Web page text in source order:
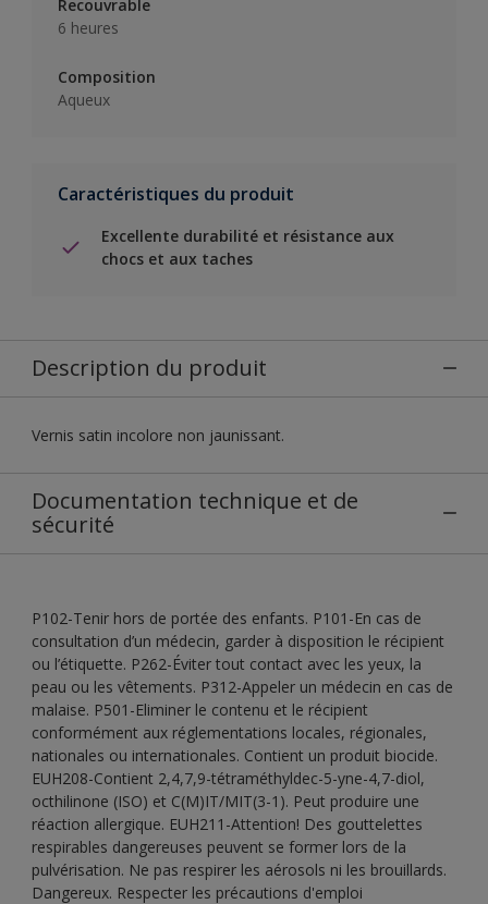
Recouvrable
6 heures
Composition
Aqueux
Caractéristiques du produit
Excellente durabilité et résistance aux
chocs et aux taches
Description du produit
Vernis satin incolore non jaunissant.
Documentation technique et de
sécurité
P102-Tenir hors de portée des enfants. P101-En cas de
consultation d’un médecin, garder à disposition le récipient
ou l’étiquette. P262-Éviter tout contact avec les yeux, la
peau ou les vêtements. P312-Appeler un médecin en cas de
malaise. P501-Eliminer le contenu et le récipient
conformément aux réglementations locales, régionales,
nationales ou internationales. Contient un produit biocide.
EUH208-Contient 2,4,7,9-tétraméthyldec-5-yne-4,7-diol,
octhilinone (ISO) et C(M)IT/MIT(3-1). Peut produire une
réaction allergique. EUH211-Attention! Des gouttelettes
respirables dangereuses peuvent se former lors de la
pulvérisation. Ne pas respirer les aérosols ni les brouillards.
Dangereux. Respecter les précautions d'emploi